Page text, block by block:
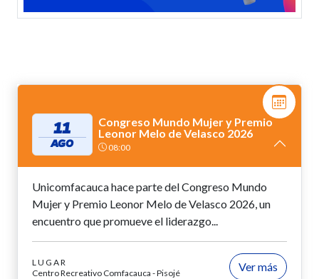
11
AGO
Congreso Mundo Mujer y Premio
Leonor Melo de Velasco 2026
08:00
Unicomfacauca hace parte del Congreso Mundo
Mujer y Premio Leonor Melo de Velasco 2026, un
encuentro que promueve el liderazgo...
LUGAR
Centro Recreativo Comfacauca - Pisojé
Ver más